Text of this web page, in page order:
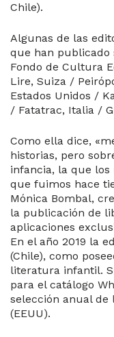
Chile).
Algunas de las
que han publicado
Fondo de Cultura
Lire, Suiza /
Estados Unidos /
/ Fatatrac, Italia /
Como ella dice,
historias, pero
infancia, la que los
que fuimos hace
Mónica Bombal,
la publicación de
aplicaciones
En el año 2019 la
(Chile), como
literatura infantil.
para el catálogo
selección anual de
(EEUU).